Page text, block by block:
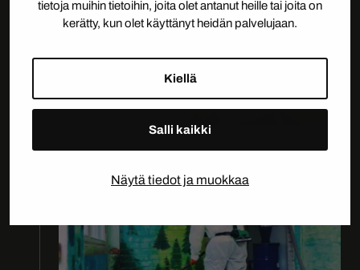
tietoja muihin tietoihin, joita olet antanut heille tai joita on
kerätty, kun olet käyttänyt heidän palvelujaan.
Kiellä
Salli kaikki
Näytä tiedot ja muokkaa